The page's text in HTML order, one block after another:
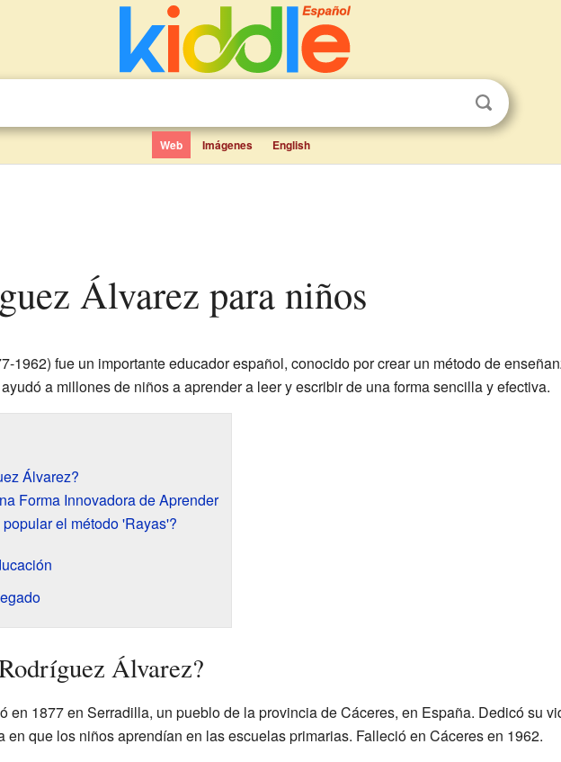
Web Imágenes English
Álvarez para niños
1962) fue un importante educador español, conocido por crear un método de
a millones de niños a aprender a leer y escribir de una forma sencilla y efectiva.
Álvarez?
Forma Innovadora de Aprender
el método 'Rayas'?
Álvarez?
en 1877 en Serradilla, un pueblo de la provincia de Cáceres, en España. Dedicó su
en que los niños aprendían en las escuelas primarias. Falleció en Cáceres en 1962.